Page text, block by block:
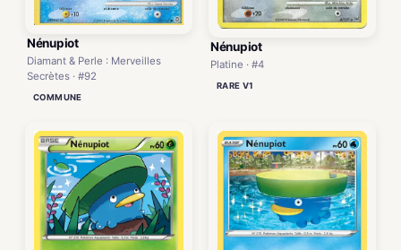
Nénupiot
Diamant & Perle : Merveilles
Secrètes · #92
COMMUNE
Nénupiot
Platine · #4
RARE V1